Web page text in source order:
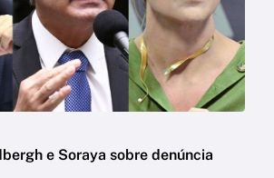
e Soraya sobre denúncia